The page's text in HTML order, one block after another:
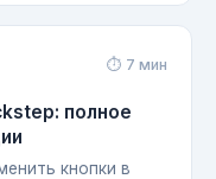
⏱ 7 мин
полное
кнопки в